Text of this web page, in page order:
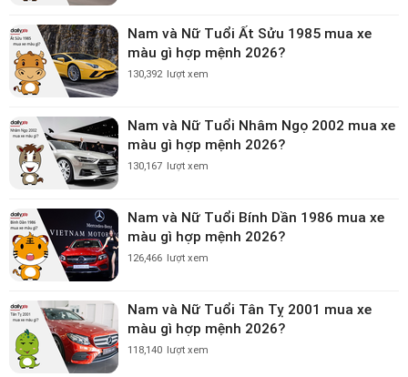
Nam và Nữ Tuổi Ất Sửu 1985 mua xe
màu gì hợp mệnh 2026?
130,392 lượt xem
Nam và Nữ Tuổi Nhâm Ngọ 2002 mua xe
màu gì hợp mệnh 2026?
130,167 lượt xem
Nam và Nữ Tuổi Bính Dần 1986 mua xe
màu gì hợp mệnh 2026?
126,466 lượt xem
Nam và Nữ Tuổi Tân Tỵ 2001 mua xe
màu gì hợp mệnh 2026?
118,140 lượt xem